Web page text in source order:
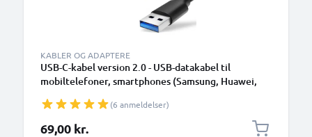
KABLER OG ADAPTERE
USB-C-kabel version 2.0 - USB-datakabel til
mobiltelefoner, smartphones (Samsung, Huawei,
Sony, GoPro) og mange flere - 1,0m 3A-
opladerkabel med USB Type C-stik
(6 anmeldelser)
69,00 kr.